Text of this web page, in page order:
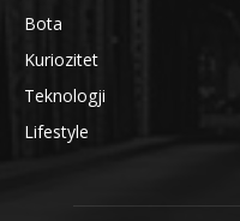
Bota
Kuriozitet
Teknologji
Lifestyle